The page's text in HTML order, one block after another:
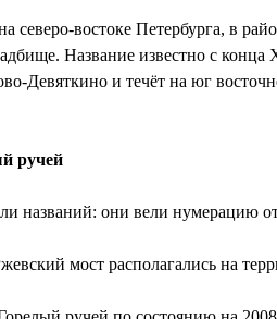
северо-востоке Петербурга, в
Название известно с
Девяткино и течёт на юг
ручей
названий: они вели нумерацию
мост располагались на